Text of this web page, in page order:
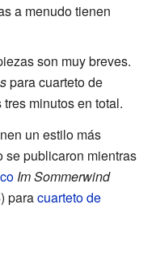
a menudo tienen
son muy breves.
para cuarteto de
minutos en total.
un estilo más
se publicaron mientras
Im Sommerwind
paracuarteto de